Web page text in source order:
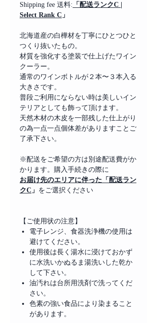
Shipping fee 送料: 「配送ランクC |
Select Rank C 」
北海道産の白樺材を丁寧にひとつひと
つくり抜いたもの。
材質を強化する塗装で仕上げたワイン
クーラー。
通常のワインボトルが２本〜３本入る
大きさです。
普段ご利用にならない時は美しいイン
テリアとしても飾って頂けます。
天然木材の木皮を一部残した仕上がり
の為一点一点個体差がありますことご
了承下さい。
※配送をご希望の方は別途配送費がか
かります。購入手続きの際に
お届け先のエリアに伴った「配送ラン
クC 」 をご選択ください
【ご使用状の注意】
電子レンジ、食器洗浄機の使用は
避けてください。
使用後は長く湯水に浸けておかず
に水洗いかぬるま湯洗いした乾か
して下さい。
油汚れは台所用洗剤で洗ってくだ
さい。
色素の強い食品により染まること
があります。